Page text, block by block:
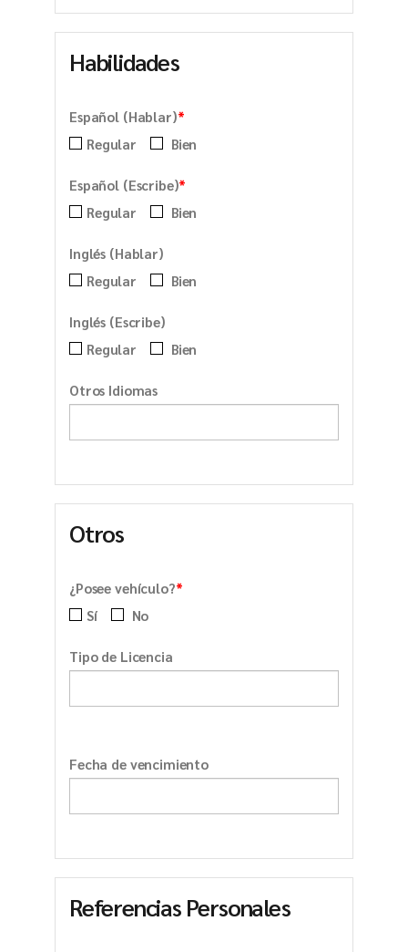
Habilidades
Español (Hablar)*
Regular Bien
Español (Escribe)*
Regular Bien
Inglés (Hablar)
Regular
Bien
Inglés (Escribe)
Regular
Bien
Otros Idiomas
Otros
¿Posee vehículo?*
Sí No
Tipo de Licencia
Fecha de vencimiento
Referencias Personales